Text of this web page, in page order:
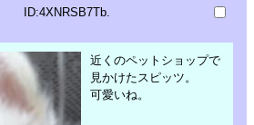
ID:4XNRSB7Tb.
近くのペットショップで
見かけたスピッツ。
可愛いね。